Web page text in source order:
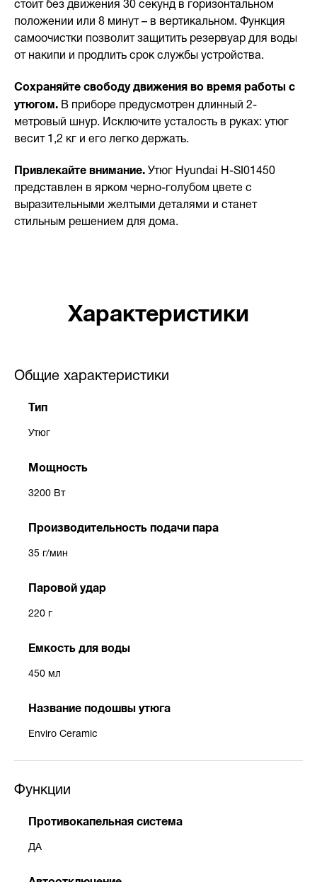
стоит без движения 30 секунд в горизонтальном
положении или 8 минут – в вертикальном. Функция
самоочистки позволит защитить резервуар для воды
от накипи и продлить срок службы устройства.
Сохраняйте свободу движения во время работы с
утюгом. В приборе предусмотрен длинный 2-
метровый шнур. Исключите усталость в руках: утюг
весит 1,2 кг и его легко держать.
Привлекайте внимание. Утюг Hyundai H-SI01450
представлен в ярком черно-голубом цвете с
выразительными желтыми деталями и станет
стильным решением для дома.
Характеристики
Общие характеристики
Тип
Утюг
Мощность
3200 Вт
Производительность подачи пара
35 г/мин
Паровой удар
220 г
Емкость для воды
450 мл
Название подошвы утюга
Enviro Ceramic
Функции
Противокапельная система
ДА